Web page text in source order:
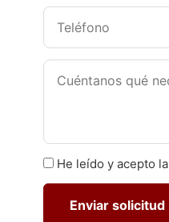
He leído y acepto la